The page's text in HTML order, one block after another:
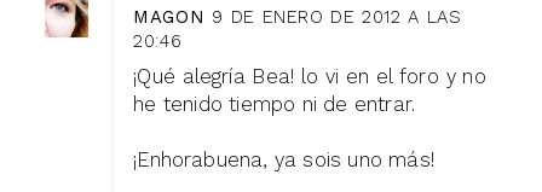
MAGON 9 DE ENERO DE 2012 A LAS
20:46
¡Qué alegría Bea! lo vi en el foro y no
he tenido tiempo ni de entrar.
¡Enhorabuena, ya sois uno más!